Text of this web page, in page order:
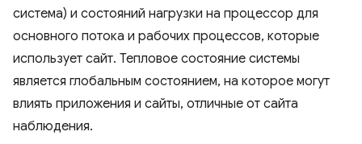
система) и состояний нагрузки на процессор для
основного потока и рабочих процессов, которые
использует сайт. Тепловое состояние системы
является глобальным состоянием, на которое могут
влиять приложения и сайты, отличные от сайта
наблюдения.